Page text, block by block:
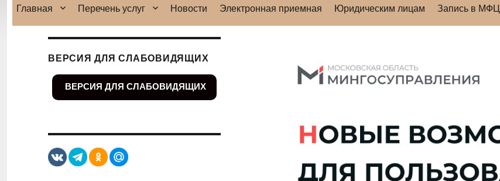
Главная Перечень услуг Новости Электронная приемная Юридическим лицам Запись в МФЦ
ВЕРСИЯ ДЛЯ СЛАБОВИДЯЩИХ
ВЕРСИЯ ДЛЯ СЛАБОВИДЯЩИХ